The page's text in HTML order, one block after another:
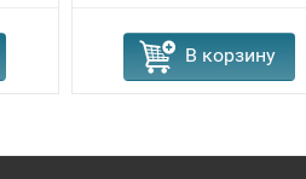
В корзину